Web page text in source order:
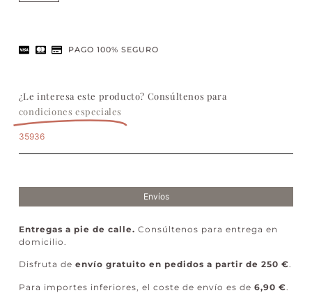
PAGO 100% SEGURO
¿Le interesa este producto? Consúltenos para
condiciones especiales
35936
Envíos
Entregas a pie de calle. Consúltenos para entrega en
domicilio.
Disfruta de envío gratuito en pedidos a partir de 250 €.
Para importes inferiores, el coste de envío es de 6,90 €